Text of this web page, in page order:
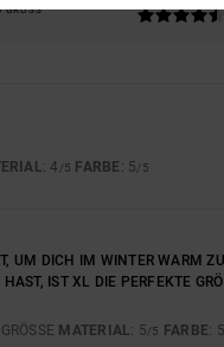
GROSS
: 4 /5 FARBE : 5/5
UM DICH IM WINTER WARM
IST XL DIE PERFEKTE
MATERIAL: 5/5 FARBE: 5